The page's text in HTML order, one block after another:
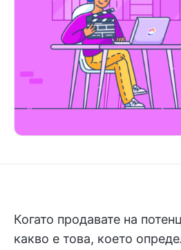
Когато продавате на
какво е това, което